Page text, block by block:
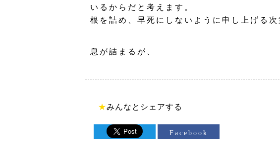
いるからだと考えます。
根を詰め、早死にしないように申し上げる次
息が詰まるが、
★みんなとシェアする
Facebook